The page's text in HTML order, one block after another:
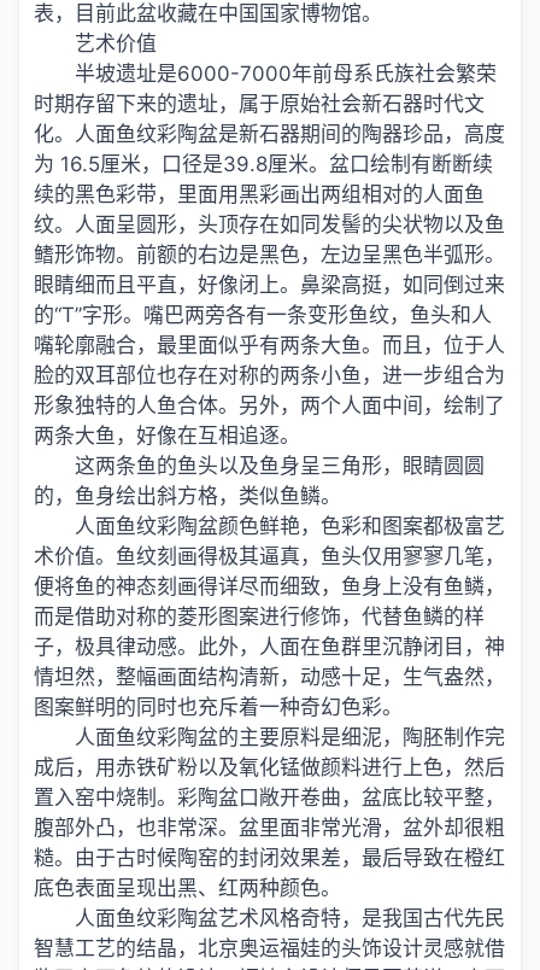
表，目前此盆收藏在中国国家博物馆。
艺术价值
半坡遗址是6000-7000年前母系氏族社会繁荣
时期存留下来的遗址，属于原始社会新石器时代文
化。人面鱼纹彩陶盆是新石器期间的陶器珍品，高度
为 16.5厘米，口径是39.8厘米。盆口绘制有断断续
续的黑色彩带，里面用黑彩画出两组相对的人面鱼
纹。人面呈圆形，头顶存在如同发髻的尖状物以及鱼
鳍形饰物。前额的右边是黑色，左边呈黑色半弧形。
眼睛细而且平直，好像闭上。鼻梁高挺，如同倒过来
的“T”字形。嘴巴两旁各有一条变形鱼纹，鱼头和人
嘴轮廓融合，最里面似乎有两条大鱼。而且，位于人
脸的双耳部位也存在对称的两条小鱼，进一步组合为
形象独特的人鱼合体。另外，两个人面中间，绘制了
两条大鱼，好像在互相追逐。
这两条鱼的鱼头以及鱼身呈三角形，眼睛圆圆
的，鱼身绘出斜方格，类似鱼鳞。
人面鱼纹彩陶盆颜色鲜艳，色彩和图案都极富艺
术价值。鱼纹刻画得极其逼真，鱼头仅用寥寥几笔，
便将鱼的神态刻画得详尽而细致，鱼身上没有鱼鳞，
而是借助对称的菱形图案进行修饰，代替鱼鳞的样
子，极具律动感。此外，人面在鱼群里沉静闭目，神
情坦然，整幅画面结构清新，动感十足，生气盎然，
图案鲜明的同时也充斥着一种奇幻色彩。
人面鱼纹彩陶盆的主要原料是细泥，陶胚制作完
成后，用赤铁矿粉以及氧化锰做颜料进行上色，然后
置入窑中烧制。彩陶盆口敞开卷曲，盆底比较平整，
腹部外凸，也非常深。盆里面非常光滑，盆外却很粗
糙。由于古时候陶窑的封闭效果差，最后导致在橙红
底色表面呈现出黑、红两种颜色。
人面鱼纹彩陶盆艺术风格奇特，是我国古代先民
智慧工艺的结晶，北京奥运福娃的头饰设计灵感就借